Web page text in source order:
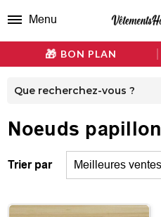
BON PLAN
Menu
Noeuds papillon
Trier par